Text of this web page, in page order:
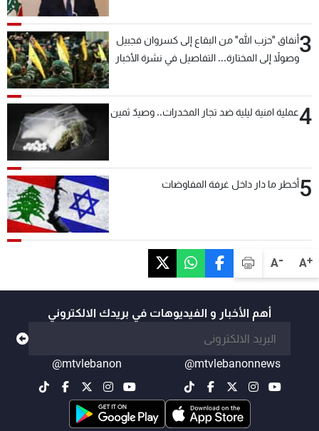
A+
A-
3أنفاق "حزب الله" من البقاع إلى كسروان فجبيل
وصولاً إلى المختارة... التفاصيل في نشرة الأخبار
4عملية امنية ليلية ضد تجار المخدرات.. وصيدٌ ثمين
5أخطر ما دار داخل غرفة المفاوضات
أهم الأخبار و الفيديوهات في بريدك الالكتروني
@mtvlebanonnews
@mtvlebanon